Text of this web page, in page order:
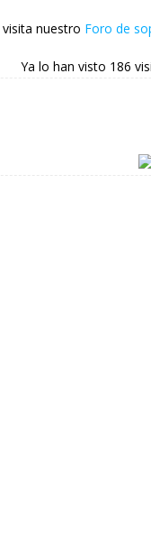
nuestro Foro de
Ya lo han visto 186